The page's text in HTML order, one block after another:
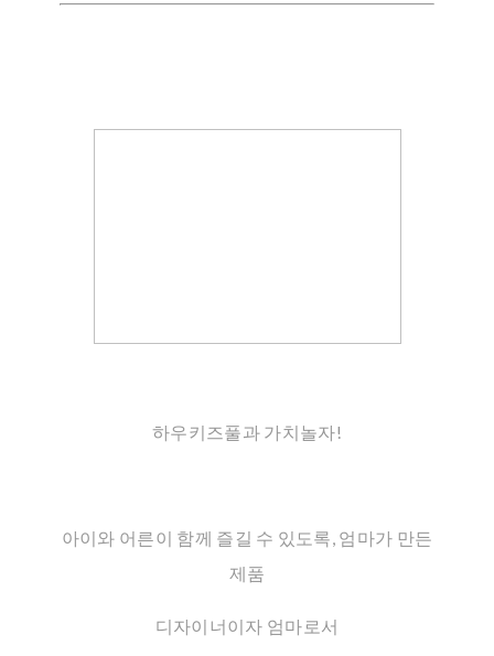
하우키즈풀과 가치놀자!
아이와 어른이 함께 즐길 수 있도록, 엄마가 만든
제품
디자이너이자 엄마로서